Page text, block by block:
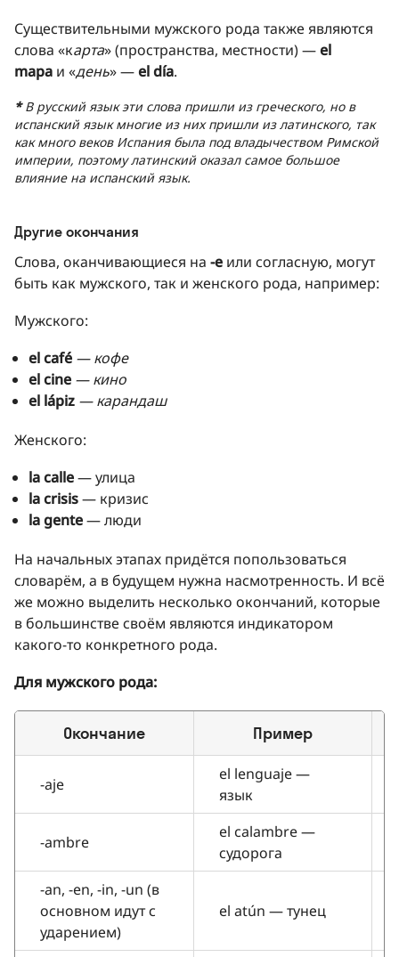
Существительными мужского рода также являются
слова «карта» (пространства, местности) —el
mapa и «день» —el día.
*В русский язык эти слова пришли из греческого, но в
испанский язык многие из них пришли из латинского, так
как много веков Испания была под владычеством Римской
империи, поэтому латинский оказал самое большое
влияние на испанский язык.
Другие окончания
Слова, оканчивающиеся на -е или согласную, могут
быть как мужского, так и женского рода, например:
Мужского:
el café — кофе
el cine — кино
el lápiz — карандаш
Женского:
la calle— улица
la crisis— кризис
la gente— люди
На начальных этапах придётся попользоваться
словарём, а в будущем нужна насмотренность. И всё
же можно выделить несколько окончаний, которые
в большинстве своём являются индикатором
какого-то конкретного рода.
Для мужского рода:
Окончание Пример
-aje
el lenguaje —
язык
-ambre
el calambre —
судорога
-an, -en, -in, -un (в
основном идут с
ударением)
el atún — тунец